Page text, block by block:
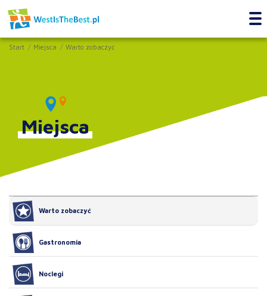
Start Miejsca Warto zobaczyć
Miejsca
Warto zobaczyć
Gastronomia
Noclegi